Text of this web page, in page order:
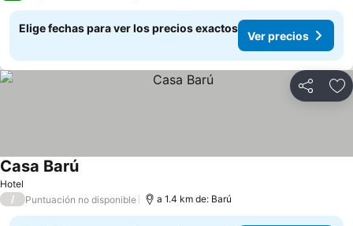
Elige fechas para ver los precios exactos
Ver precios
Compartir
Hotel
Casa BarúVer precios
/ Puntuación no disponible a 1.4 km de: Barú